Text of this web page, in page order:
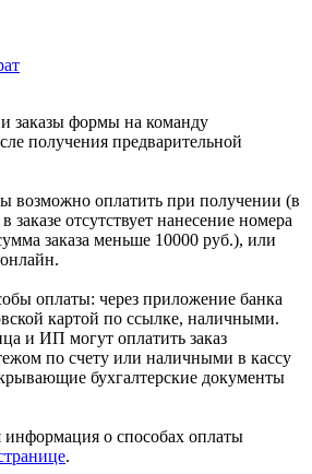
заказы формы на команду
получения предварительной
возможно оплатить при получении (в
заказе отсутствует нанесение номера
заказа меньше 10000 руб.), или
оплаты: через приложение банка
картой по ссылке, наличными.
и ИП могут оплатить заказ
по счету или наличными в кассу
бухгалтерские документы
информация о способах оплаты
.